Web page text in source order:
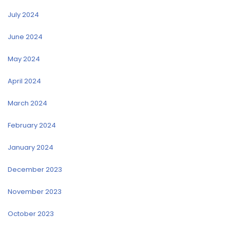
July 2024
June 2024
May 2024
April 2024
March 2024
February 2024
January 2024
December 2023
November 2023
October 2023